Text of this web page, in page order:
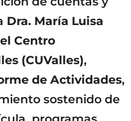
Dra. María Luisa
Centro
(CUValles),
de Actividades,
sostenido de